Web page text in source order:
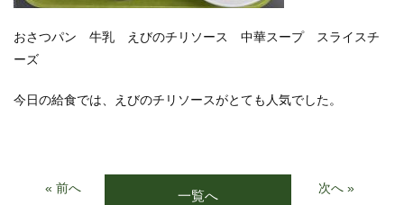
おさつパン 牛乳 えびのチリソース 中華スープ スライスチ
ーズ
今日の給食では、えびのチリソースがとても人気でした。
« 前へ 一覧へ 次へ »